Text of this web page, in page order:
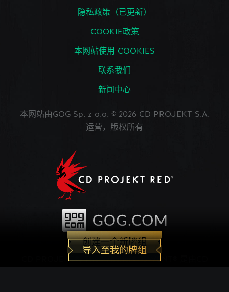
创建一个新牌组
导入至我的牌组
隐私政策（已更新）
COOKIE政策
本网站使用 COOKIES
联系我们
新闻中心
本网站由GOG Sp. z o.o. © 2026 CD PROJEKT S.A.
运营，版权所有
CD PROJEKT®, The Witcher®, GWENT® 是由CD